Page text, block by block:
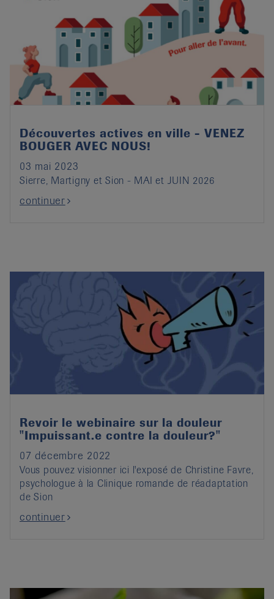
Découvertes actives en ville - VENEZ
BOUGER AVEC NOUS!
03 mai 2023
Sierre, Martigny et Sion - MAI et JUIN 2026
continuer
Revoir le webinaire sur la douleur
"Impuissant.e contre la douleur?"
07 décembre 2022
Vous pouvez visionner ici l'exposé de Christine Favre,
psychologue à la Clinique romande de réadaptation
de Sion
continuer